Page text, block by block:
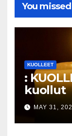
You missed
KUOLLEET
:
kuollut
MAY 31,